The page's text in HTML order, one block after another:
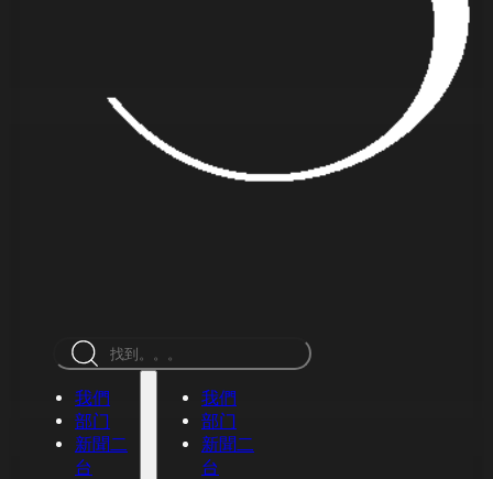
索
我們
部门
新聞二
台
我們
部门
新聞二
台